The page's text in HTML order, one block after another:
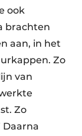
ook
brachten
aan, in het
Zo
van
Zo
Daarna